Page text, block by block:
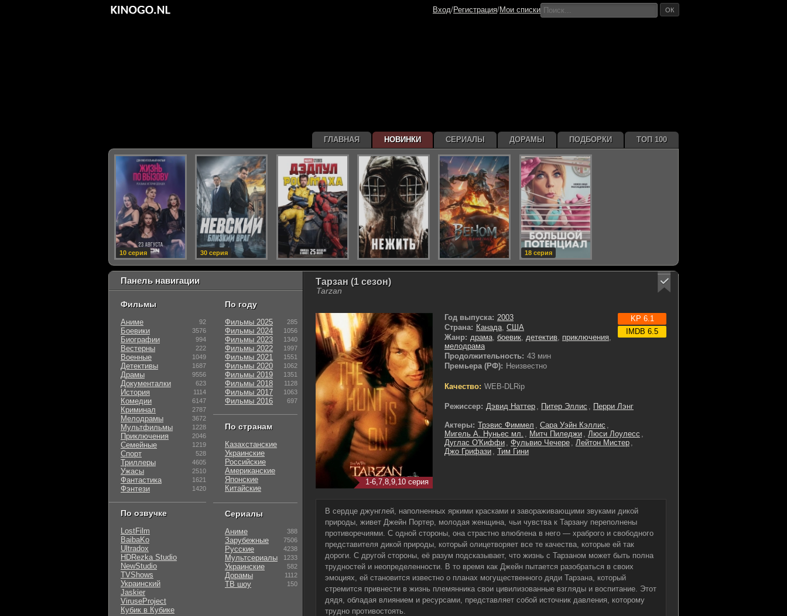
Тарзан (1 сезон)
Tarzan
1-6,7,8,9,10 серия
KP 6.1
IMDB 6.5
Год выпуска: 2003
Страна: Канада, США
Жанр: драма, боевик, детектив, приключения,
мелодрама
Продолжительность: 43 мин
Премьера (РФ): Неизвестно
Качество: WEB-DLRip
Режиссер: Дэвид Наттер , Питер Эллис , Перри Лэнг
Актеры: Трэвис Фиммел , Сара Уэйн Кэллис ,
Мигель А. Нуньес мл. , Митч Пиледжи , Люси Лоулесс ,
Дуглас О'Киффи , Фульвио Чечере , Лейтон Мистер ,
Джо Грифази , Тим Гини
В сердце джунглей, наполненных яркими красками и завораживающими звуками дикой
природы, живет Джейн Портер, молодая женщина, чьи чувства к Тарзану переполнены
противоречиями. С одной стороны, она страстно влюблена в него — храброго и свободного
представителя дикой природы, который олицетворяет все те качества, которые ей так
дороги. С другой стороны, её разум подсказывает, что жизнь с Тарзаном может быть полна
трудностей и неопределенности. В то время как Джейн пытается разобраться в своих
эмоциях, ей становится известно о планах могущественного дяди Тарзана, который
стремится привнести в жизнь племянника свои цивилизованные взгляды и воспитание. Этот
дядя, обладая влиянием и ресурсами, представляет собой источник давления, которому
трудно противостоять.
Панель навигации
Фильмы
Аниме 92
Боевики 3576
Биографии 994
Вестерны 222
Военные 1049
Детективы 1687
Драмы 9556
Документалки 623
История 1114
Комедии 6147
Криминал 2787
Мелодрамы 3672
Мультфильмы 1228
Приключения 2046
Семейные 1219
Спорт 528
Триллеры 4605
Ужасы 2510
Фантастика 1621
Фэнтези 1420
По озвучке
LostFilm
BaibaKo
Ultradox
HDRezka Studio
NewStudio
TVShows
Украинский
Jaskier
ViruseProject
Кубик в Кубике
По году
Фильмы 2025 285
Фильмы 2024 1056
Фильмы 2023 1340
Фильмы 2022 1997
Фильмы 2021 1551
Фильмы 2020 1062
Фильмы 2019 1351
Фильмы 2018 1128
Фильмы 2017 1063
Фильмы 2016 697
По странам
Казахстанские
Украинские
Российские
Американские
Японские
Китайские
Сериалы
Аниме 388
Зарубежные 7506
Русские 4238
Мультсериалы 1233
Украинские 582
Дорамы 1112
ТВ шоу 150
ГЛАВНАЯ НОВИНКИ СЕРИАЛЫ ДОРАМЫ ПОДБОРКИ ТОП 100
10 серия 30 серия 18 серия
Вход/Регистрация/Мои списки ОК